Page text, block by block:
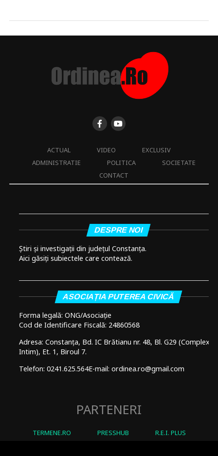
ACTUAL VIDEO
EXCLUSIV
ADMINISTRATIE
POLITICA
SOCIETATE
CONTACT
DESPRE NOI
Știri și investigații din județul Constanța.
Aici găsiți subiectele care contează.
ASOCIAȚIA PUTEREA CIVICĂ
Forma legală: ONG/Asociație
Cod de Identificare Fiscală: 24860568
Adresa: Constanța, Bd. IC Brătianu nr. 48, Bl. G29 (Complex
Intim), Et. 1, Biroul 7.
Telefon: 0241.625.564E-mail: ordinea.ro@gmail.com
PARTENERI
TERMENE.RO PRESSHUB R.E.I. PLUS